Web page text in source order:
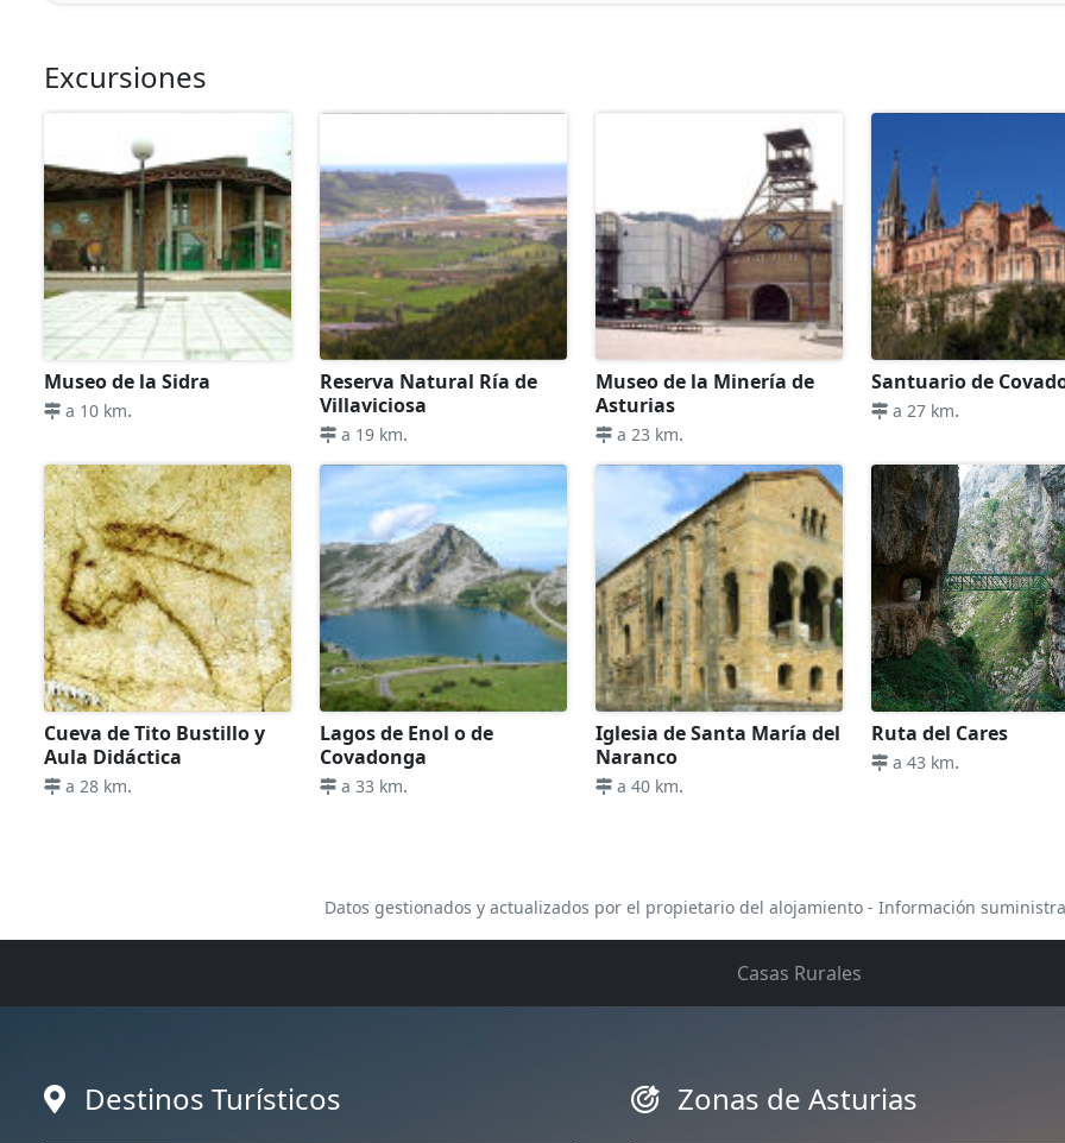
Excursiones
Museo de la Sidra
a 10 km.
Reserva Natural Ría de
Villaviciosa
a 19 km.
Museo de la Minería de
Asturias
a 23 km.
Santuario de
a 27 km.
Cueva de Tito Bustillo y
Aula Didáctica
a 28 km.
Lagos de Enol o de
Covadonga
a 33 km.
Iglesia de Santa María del
Naranco
a 40 km.
Ruta del Cares
a 43 km.
Datos gestionados y actualizados por el propietario del alojamiento - Información
Casas Rurales
Destinos Turísticos Zonas de Asturias